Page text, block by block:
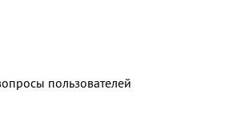
пользователей